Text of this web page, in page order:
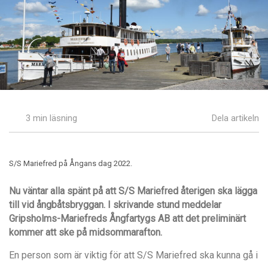
3 min läsning Dela artikeln
S/S Mariefred på Ångans dag 2022.
Nu väntar alla spänt på att S/S Mariefred återigen ska lägga
till vid ångbåtsbryggan. I skrivande stund meddelar
Gripsholms-Mariefreds Ångfartygs AB att det preliminärt
kommer att ske på midsommarafton.
En person som är viktig för att S/S Mariefred ska kunna gå i